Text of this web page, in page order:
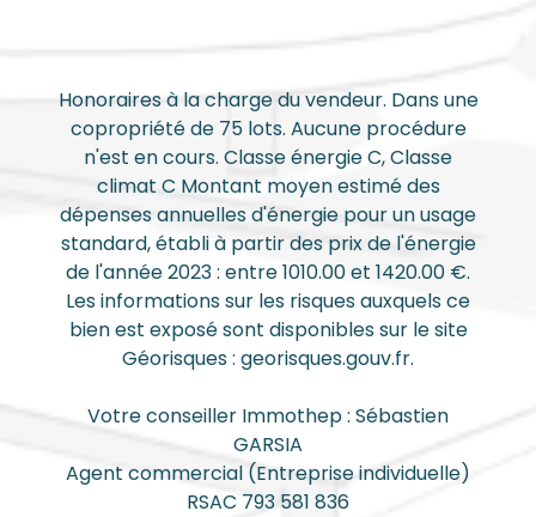
Honoraires à la charge du vendeur. Dans une
copropriété de 75 lots. Aucune procédure
n'est en cours. Classe énergie C, Classe
climat C Montant moyen estimé des
dépenses annuelles d'énergie pour un usage
standard, établi à partir des prix de l'énergie
de l'année 2023 : entre 1010.00 et 1420.00 €.
Les informations sur les risques auxquels ce
bien est exposé sont disponibles sur le site
Géorisques : georisques.gouv.fr.
Votre conseiller Immothep : Sébastien
GARSIA
Agent commercial (Entreprise individuelle)
RSAC 793 581 836